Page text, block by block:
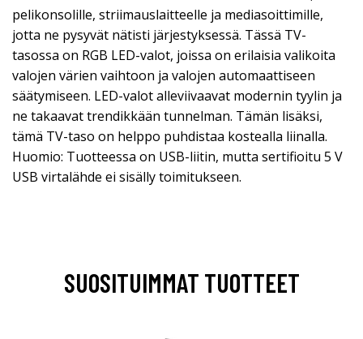
pelikonsolille, striimauslaitteelle ja mediasoittimille,
jotta ne pysyvät nätisti järjestyksessä. Tässä TV-
tasossa on RGB LED-valot, joissa on erilaisia valikoita
valojen värien vaihtoon ja valojen automaattiseen
säätymiseen. LED-valot alleviivaavat modernin tyylin ja
ne takaavat trendikkään tunnelman. Tämän lisäksi,
tämä TV-taso on helppo puhdistaa kostealla liinalla.
Huomio: Tuotteessa on USB-liitin, mutta sertifioitu 5 V
USB virtalähde ei sisälly toimitukseen.
SUOSITUIMMAT TUOTTEET